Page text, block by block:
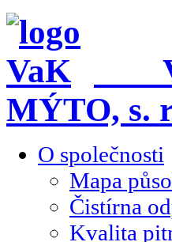
MÝTO, s.
O společnosti
Mapa
Čistírna
Kvalita